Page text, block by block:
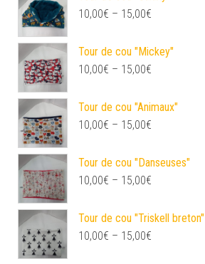
10,00€ – 15,00€
Tour de cou "Mickey"
10,00€ – 15,00€
Tour de cou "Animaux"
10,00€ – 15,00€
Tour de cou "Danseuses"
10,00€ – 15,00€
Tour de cou "Triskell breton"
10,00€ – 15,00€